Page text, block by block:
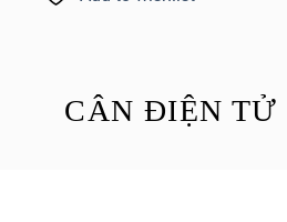
CÂN ĐIỆN TỬ